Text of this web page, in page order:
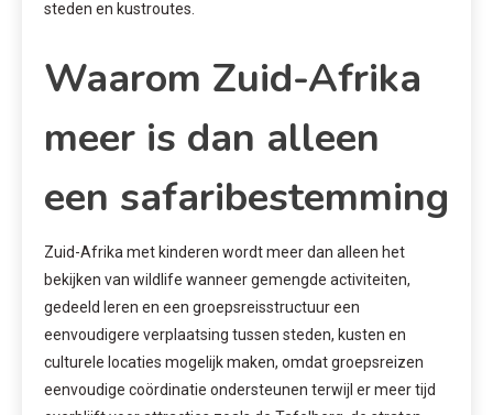
steden en kustroutes.
Waarom Zuid-Afrika
meer is dan alleen
een safaribestemming
Zuid-Afrika met kinderen wordt meer dan alleen het
bekijken van wildlife wanneer gemengde activiteiten,
gedeeld leren en een groepsreisstructuur een
eenvoudigere verplaatsing tussen steden, kusten en
culturele locaties mogelijk maken, omdat groepsreizen
eenvoudige coördinatie ondersteunen terwijl er meer tijd